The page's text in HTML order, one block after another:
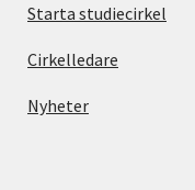
Starta studiecirkel
Cirkelledare
Nyheter